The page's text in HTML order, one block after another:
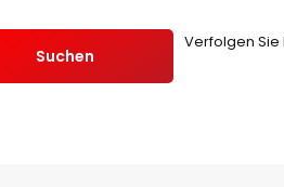
Verfolgen Sie
Suchen